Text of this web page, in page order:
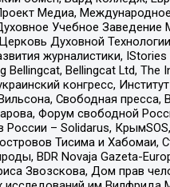
Медиа, Международное
Учебное
Духовной
журналистики,
Bellingcat Ltd,
конгресс,
Свободная пресса,
Форум свободной
– Solidarus,
Тисима и
BDR Novaja Gazeta-
Звозскова, Дом прав